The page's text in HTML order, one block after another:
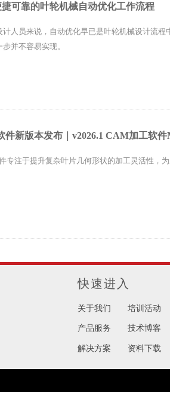
可靠的叶轮机械自动优化工作流程
人员来说，自动优化早已是叶轮机械设计流
并不容易实现。
件新版本发布｜v2026.1 CAM加工软
专注于提升复杂叶片几何形状的加工灵活性，
件新版本发布｜v2026.1 CAE软件新功
、AxCent、AXIAL、CFD模块，进行了详细
、PUMPAL、 RITAL)。
关于我们
产品服务
解决方案
培训活动
技术博客
资料下载
快速进入